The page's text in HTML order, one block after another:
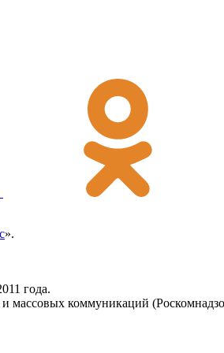
».
года.
массовых коммуникаций